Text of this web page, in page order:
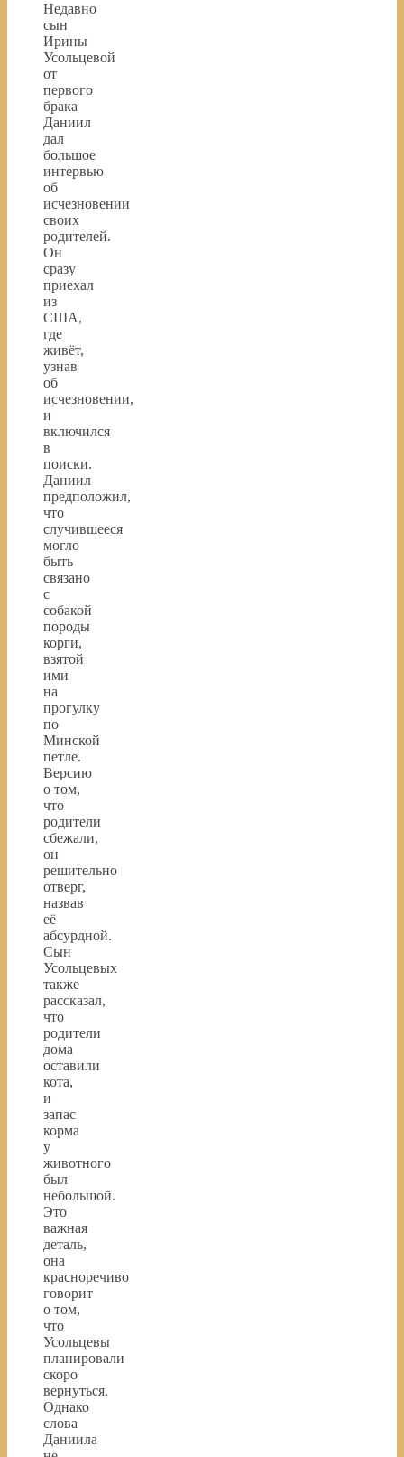
Недавно
сын
Ирины
Усольцевой
от
первого
брака
Даниил
дал
большое
интервью
об
исчезновении
своих
родителей.
Он
сразу
приехал
из
США,
где
живёт,
узнав
об
исчезновении,
и
включился
в
поиски.
Даниил
предположил,
что
случившееся
могло
быть
связано
с
собакой
породы
корги,
взятой
ими
на
прогулку
по
Минской
петле.
Версию
о том,
что
родители
сбежали,
он
решительно
отверг,
назвав
её
абсурдной.
Сын
Усольцевых
также
рассказал,
что
родители
дома
оставили
кота,
и
запас
корма
у
животного
был
небольшой.
Это
важная
деталь,
она
красноречиво
говорит
о том,
что
Усольцевы
планировали
скоро
вернуться.
Однако
слова
Даниила